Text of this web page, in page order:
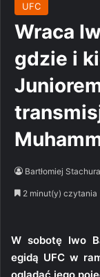
UFC
Wraca
gdzie i
Bartłomiej Stachura
2 minut(y) czytania
W sobotę Iwo
egidą UFC w